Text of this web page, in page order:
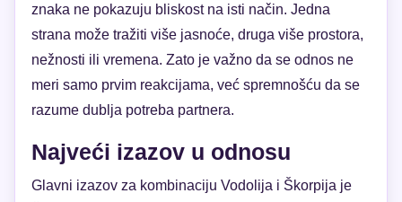
znaka ne pokazuju bliskost na isti način. Jedna
strana može tražiti više jasnoće, druga više prostora,
nežnosti ili vremena. Zato je važno da se odnos ne
meri samo prvim reakcijama, već spremnošću da se
razume dublja potreba partnera.
Najveći izazov u odnosu
Glavni izazov za kombinaciju Vodolija i Škorpija je